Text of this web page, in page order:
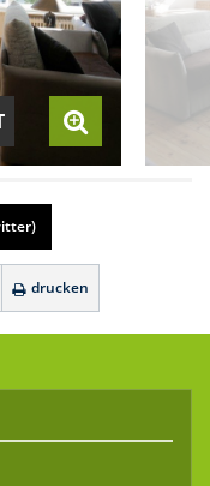
drucken